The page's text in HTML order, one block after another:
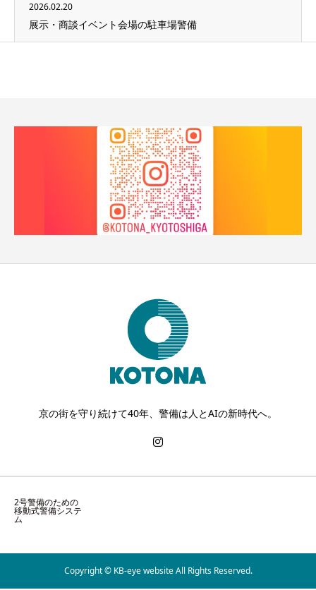
2026.02.20
展示・商談イベント会場の駐車場警備
京の街を守り続けて40年、警備は人とAIの新時代へ。
2号警備のための
移動式警備システ
ム
Copyright © KB-eye website All Rights Reserved.